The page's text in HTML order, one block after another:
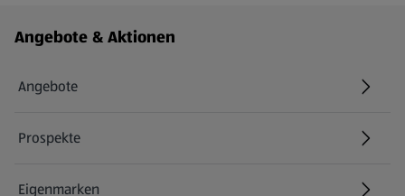
Fußzeilenmenü - weitere Links
Angebote & Aktionen
Angebote
Prospekte
Eigenmarken